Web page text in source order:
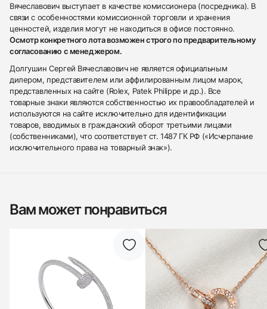
Вячеславович выступает в качестве комиссионера (посредника). В
связи с особенностями комиссионной торговли и хранения
ценностей, изделия могут не находиться в офисе постоянно.
Осмотр конкретного лота возможен строго по предварительному
согласованию с менеджером.
Долгушин Сергей Вячеславович не является официальным
дилером, представителем или аффилированным лицом марок,
представленных на сайте (Rolex, Patek Philippe и др.). Все
товарные знаки являются собственностью их правообладателей и
используются на сайте исключительно для идентификации
товаров, вводимых в гражданский оборот третьими лицами
(собственниками), что соответствует ст. 1487 ГК РФ («Исчерпание
исключительного права на товарный знак»).
Вам может понравиться